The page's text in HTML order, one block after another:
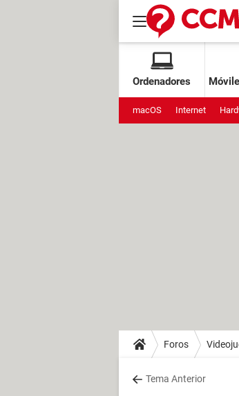
Ordenadores
macOS Internet
Foros
Tema Anterior